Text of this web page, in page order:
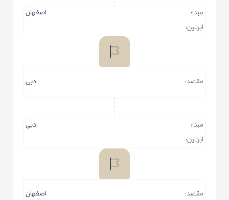
مبدا:
اصفهان
ایرلاین:
مقصد: دبی
مبدا:
دبی
ایرلاین:
مقصد: اصفهان